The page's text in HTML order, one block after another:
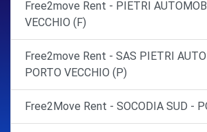
Free2move Rent - PIETRI
VECCHIO (F)
Free2move Rent - SAS PIETRI
PORTO VECCHIO (P)
Free2Move Rent - SOCODIA SUD -